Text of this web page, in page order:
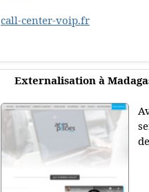
call-center-voip.fr
Externalisation à